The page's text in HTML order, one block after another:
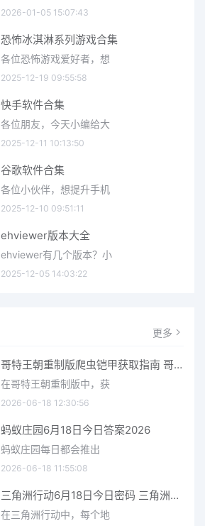
2026-01-05 15:07:43
恐怖冰淇淋系列游戏合集
各位恐怖游戏爱好者，想
2025-12-19 09:55:58
快手软件合集
各位朋友，今天小编给大
2025-12-11 10:13:50
谷歌软件合集
各位小伙伴，想提升手机
2025-12-10 09:51:11
ehviewer版本大全
ehviewer有几个版本？小
2025-12-05 14:03:22
更多
哥特王朝重制版爬虫铠甲获取指南 哥特王朝重制版爬虫铠甲获取方法
在哥特王朝重制版中，获
2026-06-18 12:30:56
蚂蚁庄园6月18日今日答案2026
蚂蚁庄园每日都会推出
2026-06-18 11:55:08
三角洲行动6月18日今日密码 三角洲行动2026年6月18今日摩斯密码分享
在三角洲行动中，每个地